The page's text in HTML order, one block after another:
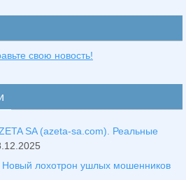
свою новость!
SA (azeta-sa.com). Реальные
лохотрон ушлых мошенников